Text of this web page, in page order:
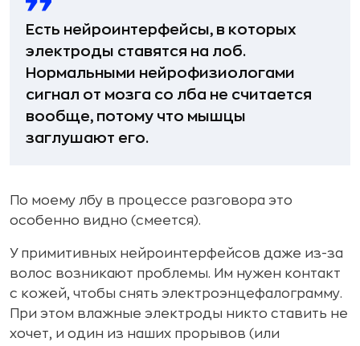
Есть нейроинтерфейсы, в которых
электроды ставятся на лоб.
Нормальными нейрофизиологами
сигнал от мозга со лба не считается
вообще, потому что мышцы
заглушают его.
По моему лбу в процессе разговора это
особенно видно (смеется).
У примитивных нейроинтерфейсов даже из-за
волос возникают проблемы. Им нужен контакт
с кожей, чтобы снять электроэнцефалограмму.
При этом влажные электроды никто ставить не
хочет, и один из наших прорывов (или